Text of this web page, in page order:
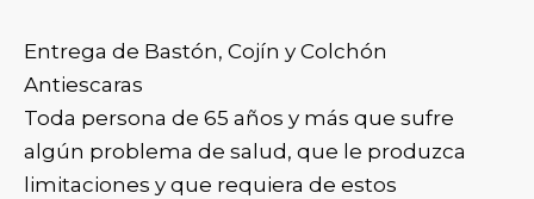
Entrega de Bastón, Cojín y Colchón
Antiescaras
Toda persona de 65 años y más que sufre
algún problema de salud, que le produzca
limitaciones y que requiera de estos